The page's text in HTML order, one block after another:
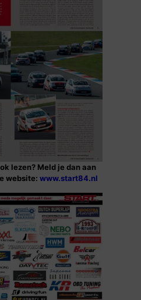
lezen? Meld je dan aan
website: www.start84.nl